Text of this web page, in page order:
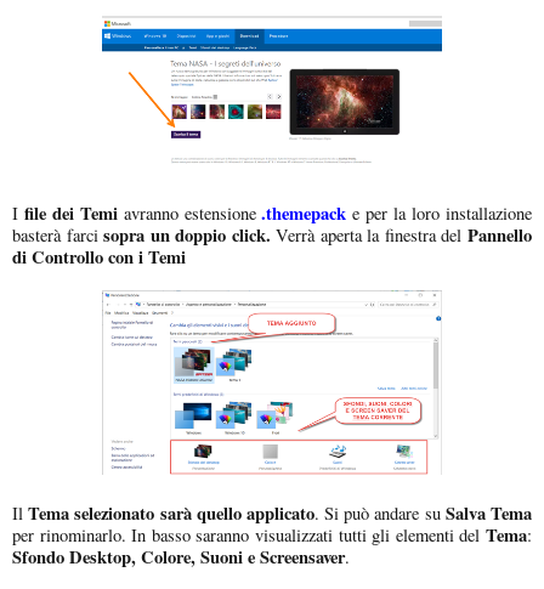
I file dei Temiavranno estensione.themepack e per la loro installazione
basterà farcisopra un doppio click. Verrà aperta la finestra delPannello
di Controllo con i Temi
IlTema selezionato sarà quello applicato. Si può andare su Salva Tema
per rinominarlo. In basso saranno visualizzati tutti gli elementi del Tema:
Sfondo Desktop, Colore, Suoni e Screensaver.